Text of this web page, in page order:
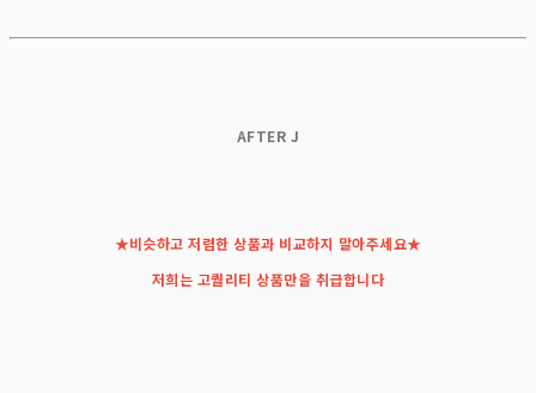
AFTER J
★비슷하고 저렴한 상품과 비교하지 말아주세요★
저희는 고퀄리티 상품만을 취급합니다